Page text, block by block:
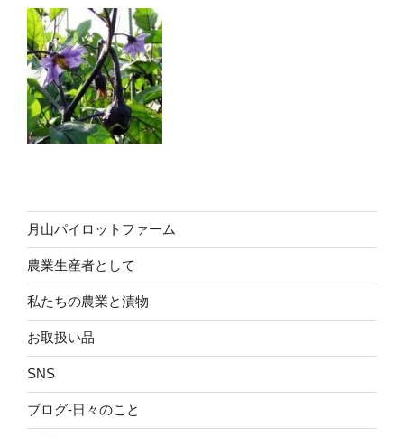
月山パイロットファーム
農業生産者として
私たちの農業と漬物
お取扱い品
SNS
ブログ-日々のこと